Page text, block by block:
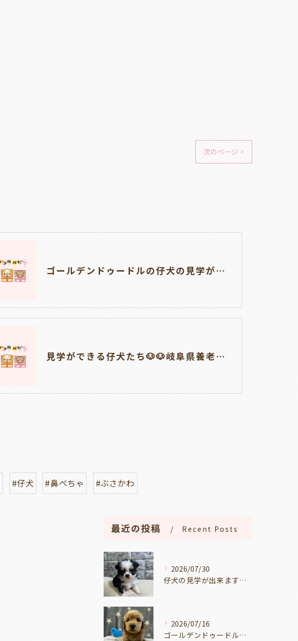
次のページ >
ゴールデンドゥードルの仔犬の見学が出来ます🐶🐶🐶岐阜県養老町のブリーダーワンダフルパピーです。
見学ができる仔犬たち🐶🐶岐阜県養老町のブリーダーワンダフルパピーです。
#仔犬 #鼻ぺちゃ #ぶさかわ
最近の投稿 Recent Posts
2026/07/30
仔犬の見学が出来ます🐶岐阜県養老町のブリーダーワンダフルパピーです。
2026/07/16
ゴールデンドゥードルの仔犬の見学が出来ます🐶🐶🐶岐阜県養老町のブリーダーワンダフルパピーです。